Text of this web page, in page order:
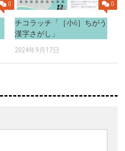
0 0
チコラッチ「［小6］ちがう
漢字さがし」
2024年9月17日